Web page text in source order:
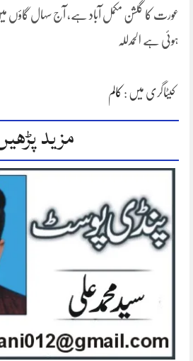
عورت کا گلشن مکمل آباد ہے، آج سہال گاؤں
ہوئی ہے الحمدللہ
کیٹاگری میں : کالم
مزید